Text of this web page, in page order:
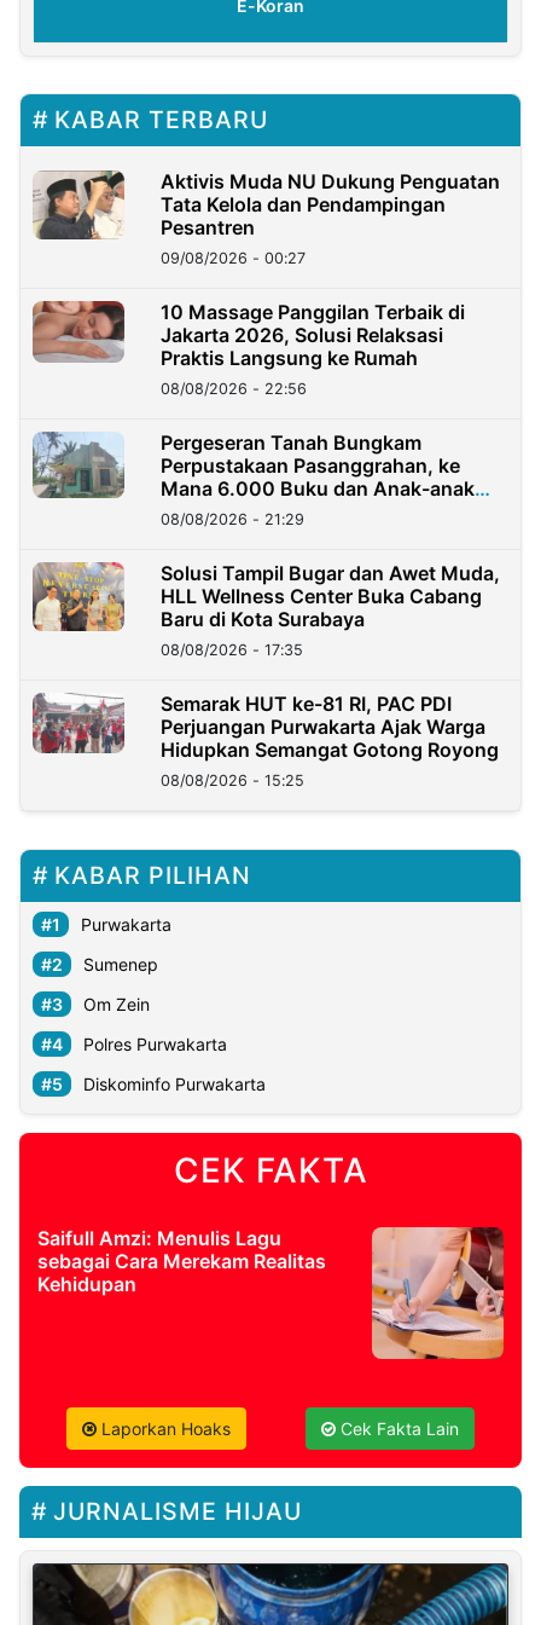
E-Koran
KABAR TERBARU
Aktivis Muda NU Dukung Penguatan
Tata Kelola dan Pendampingan
Pesantren
09/08/2026 - 00:27
10 Massage Panggilan Terbaik di
Jakarta 2026, Solusi Relaksasi
Praktis Langsung ke Rumah
08/08/2026 - 22:56
Pergeseran Tanah Bungkam
Perpustakaan Pasanggrahan, ke
Mana 6.000 Buku dan Anak-anak
Kini?
08/08/2026 - 21:29
Solusi Tampil Bugar dan Awet Muda,
HLL Wellness Center Buka Cabang
Baru di Kota Surabaya
08/08/2026 - 17:35
Semarak HUT ke-81 RI, PAC PDI
Perjuangan Purwakarta Ajak Warga
Hidupkan Semangat Gotong Royong
08/08/2026 - 15:25
KABAR PILIHAN
Purwakarta
Sumenep
Om Zein
Polres Purwakarta
Diskominfo Purwakarta
CEK FAKTA
Saifull Amzi: Menulis Lagu
sebagai Cara Merekam Realitas
Kehidupan
Laporkan Hoaks Cek Fakta Lain
JURNALISME HIJAU